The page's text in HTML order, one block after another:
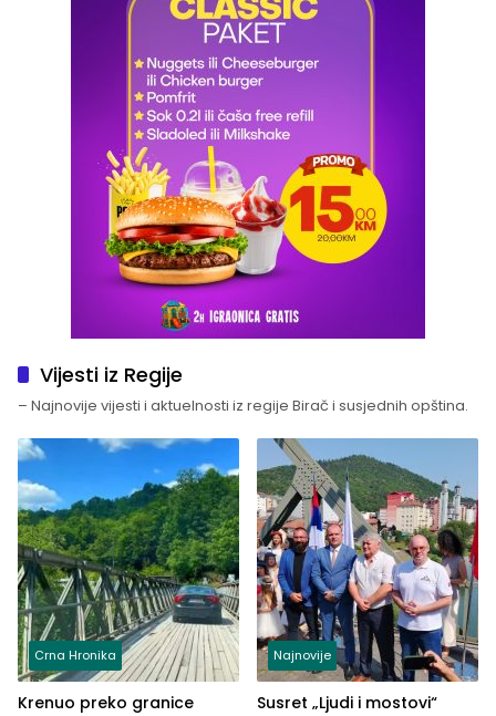
Vijesti iz Regije
– Najnovije vijesti i aktuelnosti iz regije Birač i susjednih opština.
Crna Hronika
Krenuo preko granice
Najnovije
Susret „Ljudi i mostovi“